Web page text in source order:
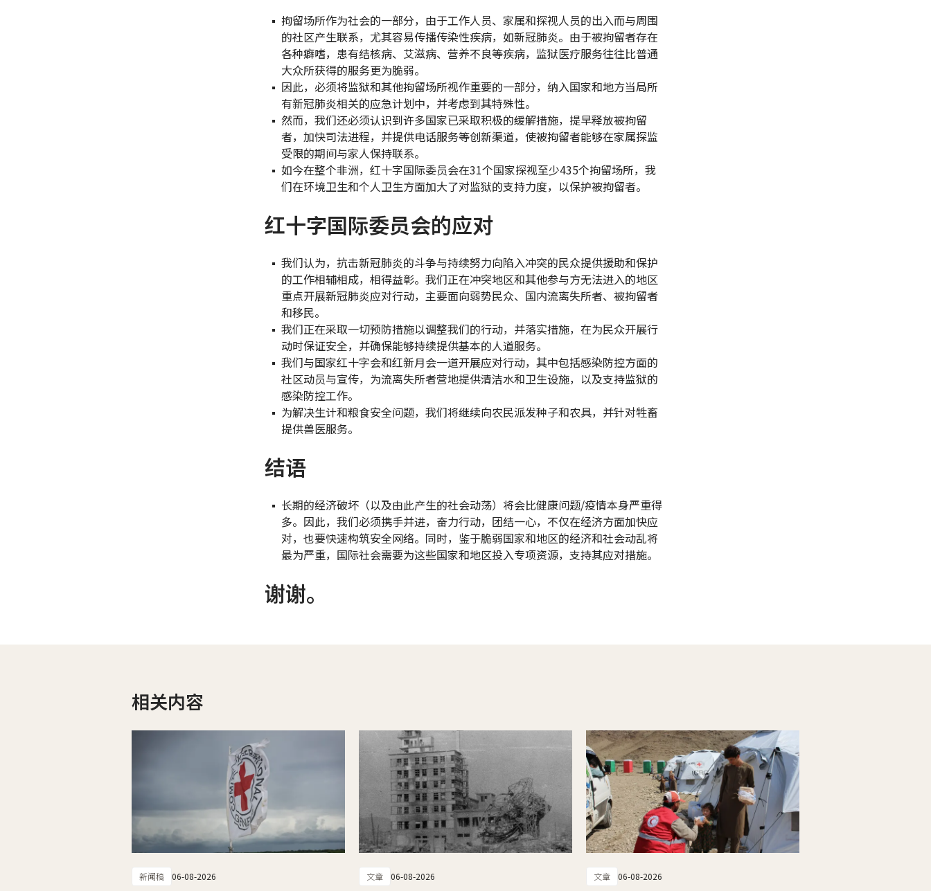
拘留场所作为社会的一部分，由于工作人员、家属和探视人员的出入而与周围
的社区产生联系，尤其容易传播传染性疾病，如新冠肺炎。由于被拘留者存在
各种癖嗜，患有结核病、艾滋病、营养不良等疾病，监狱医疗服务往往比普通
大众所获得的服务更为脆弱。
因此，必须将监狱和其他拘留场所视作重要的一部分，纳入国家和地方当局所
有新冠肺炎相关的应急计划中，并考虑到其特殊性。
然而，我们还必须认识到许多国家已采取积极的缓解措施，提早释放被拘留
者，加快司法进程，并提供电话服务等创新渠道，使被拘留者能够在家属探监
受限的期间与家人保持联系。
如今在整个非洲，红十字国际委员会在31个国家探视至少435个拘留场所，我
们在环境卫生和个人卫生方面加大了对监狱的支持力度，以保护被拘留者。
红十字国际委员会的应对
我们认为，抗击新冠肺炎的斗争与持续努力向陷入冲突的民众提供援助和保护
的工作相辅相成，相得益彰。我们正在冲突地区和其他参与方无法进入的地区
重点开展新冠肺炎应对行动，主要面向弱势民众、国内流离失所者、被拘留者
和移民。
我们正在采取一切预防措施以调整我们的行动，并落实措施，在为民众开展行
动时保证安全，并确保能够持续提供基本的人道服务。
我们与国家红十字会和红新月会一道开展应对行动，其中包括感染防控方面的
社区动员与宣传，为流离失所者营地提供清洁水和卫生设施，以及支持监狱的
感染防控工作。
为解决生计和粮食安全问题，我们将继续向农民派发种子和农具，并针对牲畜
提供兽医服务。
结语
长期的经济破坏（以及由此产生的社会动荡）将会比健康问题/疫情本身严重得
多。因此，我们必须携手并进，奋力行动，团结一心，不仅在经济方面加快应
对，也要快速构筑安全网络。同时，鉴于脆弱国家和地区的经济和社会动乱将
最为严重，国际社会需要为这些国家和地区投入专项资源，支持其应对措施。
谢谢。
相关内容
新闻稿 06-08-2026 文章 06-08-2026 文章 06-08-2026